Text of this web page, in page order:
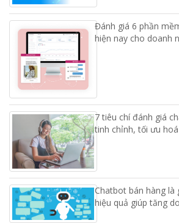
Đánh giá 6 phần
hiện nay cho doanh
7 tiêu chí đánh giá
tinh chỉnh, tối ưu hoá
Chatbot bán hàng là
hiệu quả giúp tăng